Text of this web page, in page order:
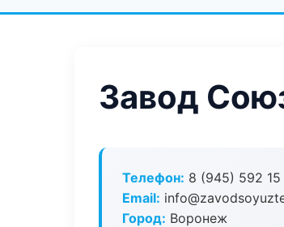
Завод
Телефон: 8 (945) 592 15
Email:
Город: Воронеж